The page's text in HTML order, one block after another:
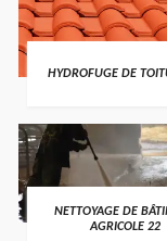
HYDROFUGE DE
NETTOYAGE DE
AGRICOLE 22